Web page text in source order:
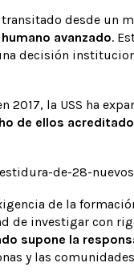
desde un
avanzado.
decisión
2017, la USS ha
de ellos
de la
de investigar con
supone la
y las